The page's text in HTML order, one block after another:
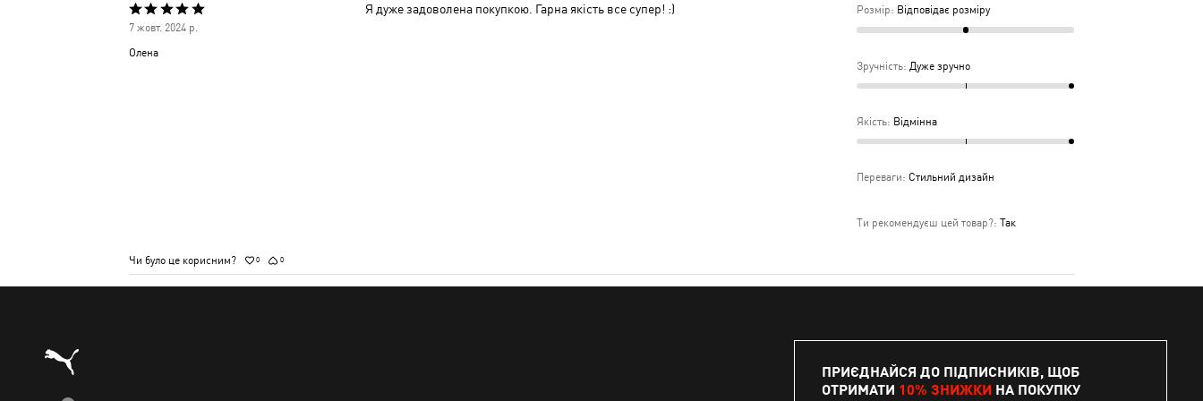
Оцінено
7 жовт. 2024 р.
Олена
Я дуже задоволена покупкою. Гарна якість все супер! :) Розмір: Відповідає розміру
Зручність: Дуже зручно
Якість: Відмінна
Переваги: Стильний дизайн
Ти рекомендуєш цей товар?: Так
Чи було це корисним? 0 0
ПРИЄДНАЙСЯ ДО ПІДПИСНИКІВ, ЩОБ
ОТРИМАТИ 10% ЗНИЖКИ НА ПОКУПКУ